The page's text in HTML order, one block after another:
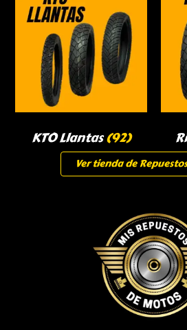
KTO Llantas(92)
Ver tienda de